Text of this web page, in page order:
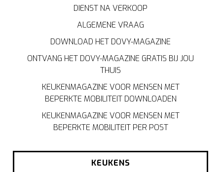
DIENST NA VERKOOP
ALGEMENE VRAAG
DOWNLOAD HET DOVY-MAGAZINE
ONTVANG HET DOVY-MAGAZINE GRATIS BIJ JOU
THUIS
KEUKENMAGAZINE VOOR MENSEN MET
BEPERKTE MOBILITEIT DOWNLOADEN
KEUKENMAGAZINE VOOR MENSEN MET
BEPERKTE MOBILITEIT PER POST
KEUKENS